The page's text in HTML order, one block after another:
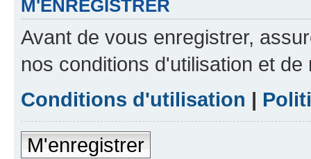
M'ENREGISTRER
Avant de vous enregistrer,
nos conditions d'utilisation et
Conditions d'utilisation |
M'enregistrer